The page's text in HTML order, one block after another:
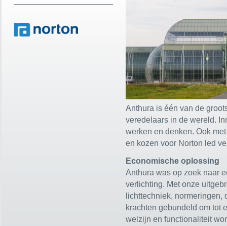
Anthura is één van de
veredelaars in de wereld.
werken en denken. Ook
en kozen voor Norton led
Economische oplossing
Anthura was op zoek naar
verlichting. Met onze
lichttechniek,
krachten gebundeld om tot
welzijn en functionaliteit